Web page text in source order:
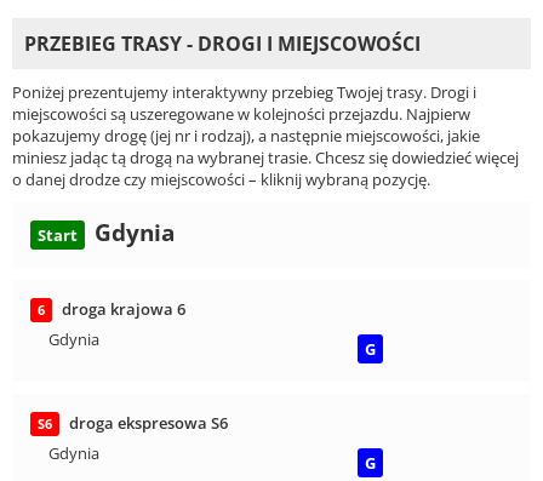
PRZEBIEG TRASY - DROGI I MIEJSCOWOŚCI
Poniżej prezentujemy interaktywny przebieg Twojej trasy. Drogi i
miejscowości są uszeregowane w kolejności przejazdu. Najpierw
pokazujemy drogę (jej nr i rodzaj), a następnie miejscowości, jakie
miniesz jadąc tą drogą na wybranej trasie. Chcesz się dowiedzieć więcej
o danej drodze czy miejscowości – kliknij wybraną pozycję.
Start Gdynia
6
droga krajowa 6
Gdynia
G
S6
droga ekspresowa S6
Gdynia
G